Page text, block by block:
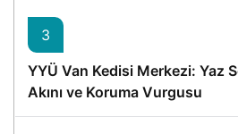
3
YYÜ Van Kedisi Merkezi: Yaz
Akını ve Koruma Vurgusu